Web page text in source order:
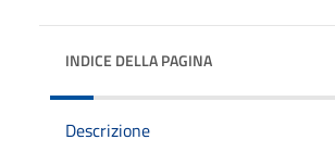
INDICE DELLA PAGINA
Descrizione